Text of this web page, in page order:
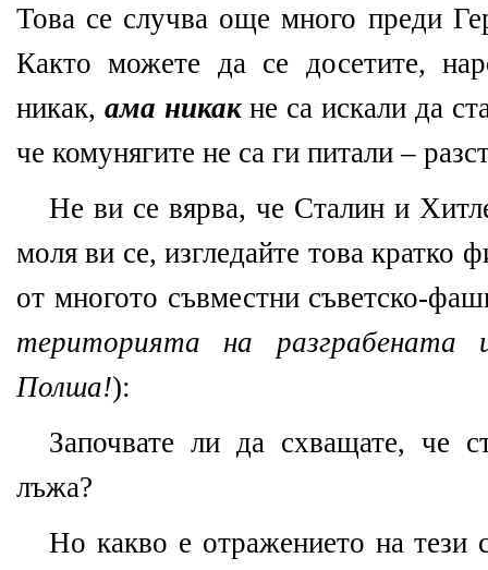
Това се случва още много преди
Както можете да се досетите,
никак, ама никакне са искали да
че комунягите не са ги питали –
Не ви се вярва, че Сталин и
моля ви се, изгледайте това кратко
от многото съвместни съветско-
територията на
Полша!):
Започвате ли да схващате, че
лъжа?
Но какво е отражението на тези